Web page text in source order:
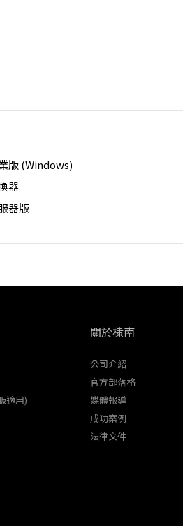
版 (Windows)
器
器版
適用)
關於棣南
公司介紹
官方部落格
媒體報導
成功案例
法律文件